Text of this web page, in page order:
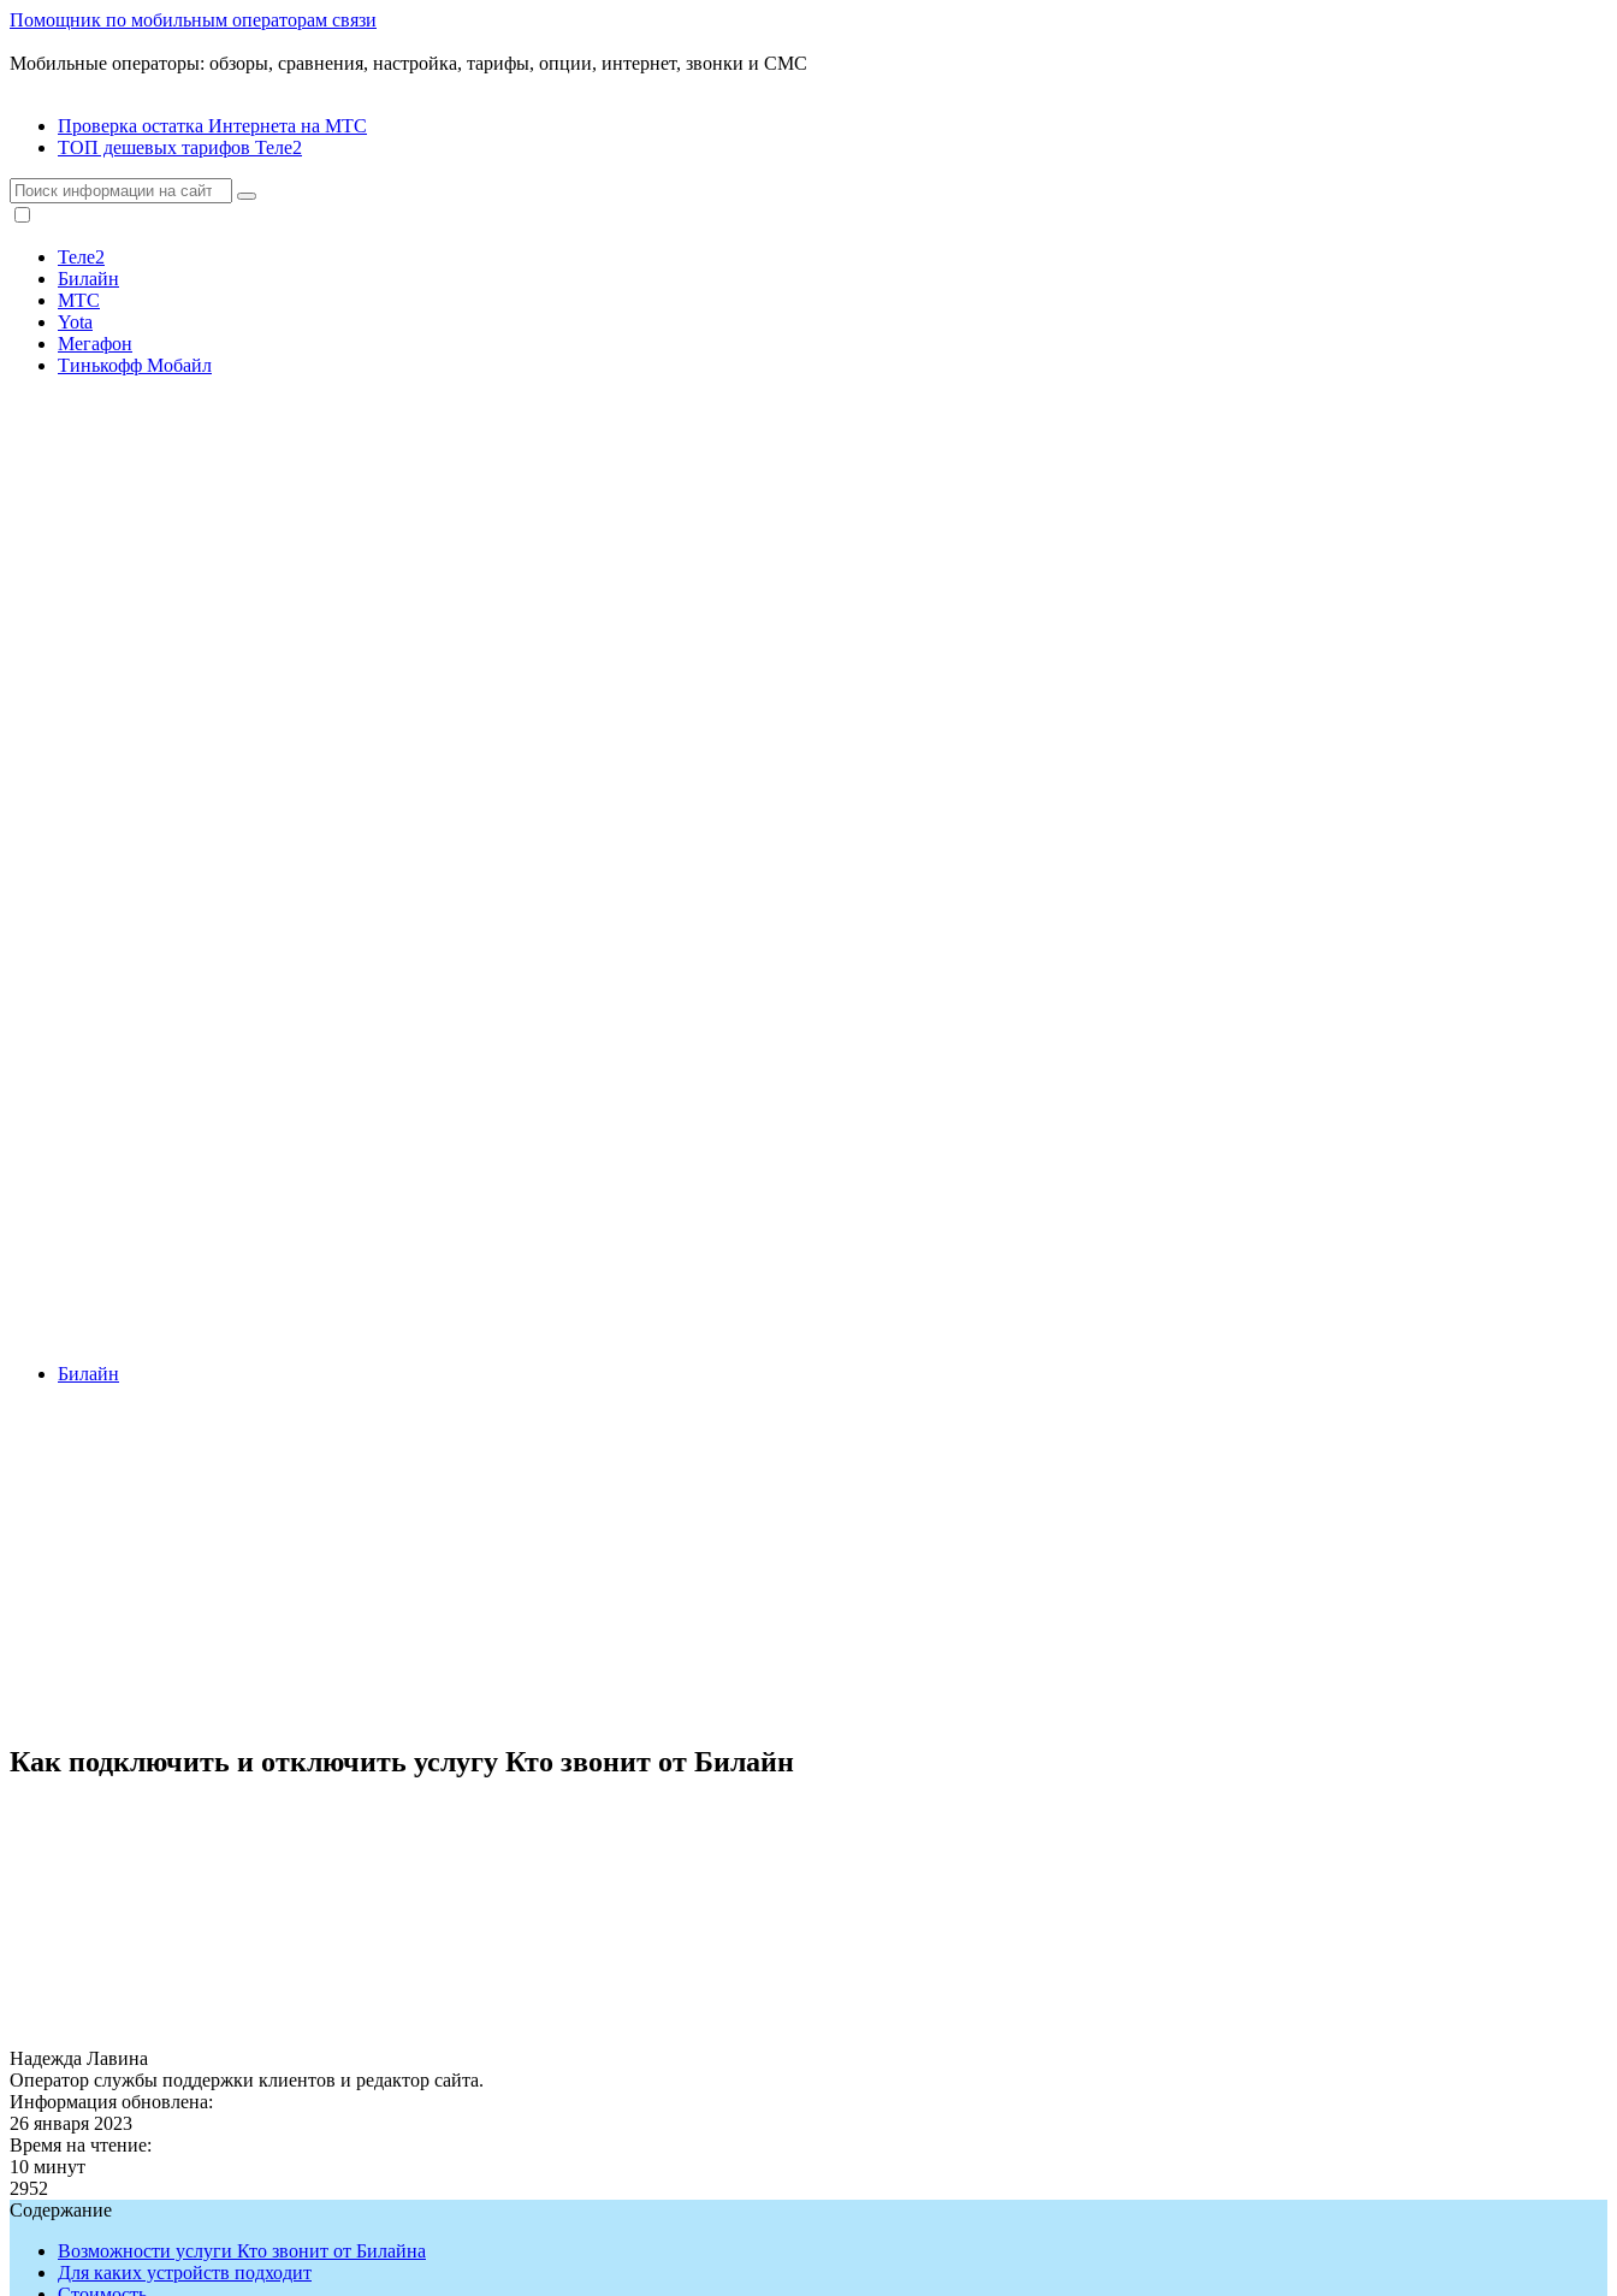
Помощник по мобильным операторам связи
Мобильные операторы: обзоры, сравнения, настройка, тарифы, опции, интернет, звонки и СМС
Проверка остатка Интернета на МТС
ТОП дешевых тарифов Теле2
Теле2
Билайн
МТС
Yota
Мегафон
Тинькофф Мобайл
Билайн
Как подключить и отключить услугу Кто звонит от Билайн
Надежда Лавина
Оператор службы поддержки клиентов и редактор сайта.
Информация обновлена:
26 января 2023
Время на чтение:
10 минут
2952
Содержание
Возможности услуги Кто звонит от Билайна
Для каких устройств подходит